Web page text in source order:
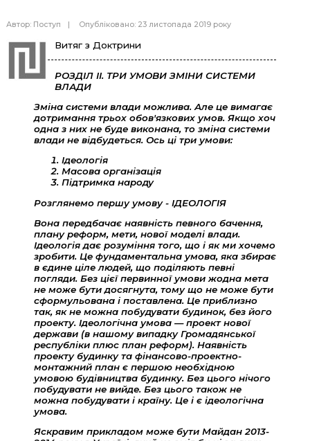
Автор: Поступ Опубліковано: 23 листопада 2019 року
Витяг з Доктрини
РОЗДІЛ II. ТРИ УМОВИ ЗМІНИ СИСТЕМИ
ВЛАДИ
Зміна системи влади можлива. Але це вимагає
дотримання трьох обов'язкових умов. Якщо хоч
одна з них не буде виконана, то зміна системи
влади не відбудеться. Ось ці три умови:
Ідеологія
Масова організація
Підтримка народу
Розглянемо першу умову - ІДЕОЛОГІЯ
Вона передбачає наявність певного бачення,
плану реформ, мети, нової моделі влади.
Ідеологія дає розуміння того, що і як ми хочемо
зробити. Це фундаментальна умова, яка збирає
в єдине ціле людей, що поділяють певні
погляди. Без цієї первинної умови жодна мета
не може бути досягнута, тому що не може бути
сформульована і поставлена. Це приблизно
так, як не можна побудувати будинок, без його
проекту. Ідеологічна умова — проект нової
держави (в нашому випадку Громадянської
республіки плюс план реформ). Наявність
проекту будинку та фінансово-проектно-
монтажний план є першою необхідною
умовою будівництва будинку. Без цього нічого
побудувати не вийде. Без цього також не
можна побудувати і країну. Це і є ідеологічна
умова.
Яскравим прикладом може бути Майдан 2013-